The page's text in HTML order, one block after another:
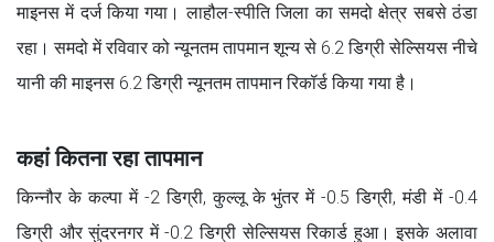
माइनस में दर्ज किया गया। लाहौल-स्पीति जिला का समदो क्षेत्र सबसे ठंडा
रहा। समदो में रविवार को न्यूनतम तापमान शून्य से 6.2 डिग्री सेल्सियस नीचे
यानी की माइनस 6.2 डिग्री न्यूनतम तापमान रिकॉर्ड किया गया है।
कहां कितना रहा तापमान
किन्नौर के कल्पा में -2 डिग्री, कुल्लू के भुंतर में -0.5 डिग्री, मंडी में -0.4
डिग्री और सुंदरनगर में -0.2 डिग्री सेल्सियस रिकार्ड हुआ। इसके अलावा